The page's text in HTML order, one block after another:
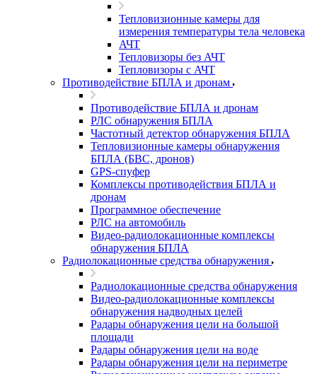
Тепловизионные камеры для
измерения температуры тела человека
АЧТ
Тепловизоры без АЧТ
Тепловизоры с АЧТ
Противодействие БПЛА и дронам
Противодействие БПЛА и дронам
РЛС обнаружения БПЛА
Частотный детектор обнаружения БПЛА
Тепловизионные камеры обнаружения
БПЛА (БВС, дронов)
GPS-спуфер
Комплексы противодействия БПЛА и
дронам
Программное обеспечение
РЛС на автомобиль
Видео-радиолокационные комплексы
обнаружения БПЛА
Радиолокационные средства обнаружения
Радиолокационные средства обнаружения
Видео-радиолокационные комплексы
обнаружения надводных целей
Радары обнаружения цели на большой
площади
Радары обнаружения цели на воде
Радары обнаружения цели на периметре